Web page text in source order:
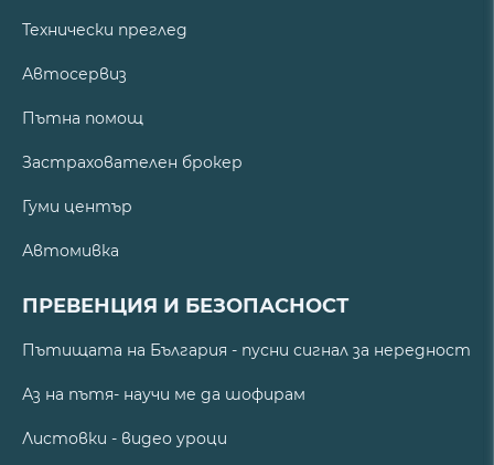
Технически преглед
Автосервиз
Пътна помощ
Застрахователен брокер
Гуми център
Автомивка
ПРЕВЕНЦИЯ И БЕЗОПАСНОСТ
Пътищата на България - пусни сигнал за нередност
Аз на пътя- научи ме да шофирам
Листовки - видео уроци